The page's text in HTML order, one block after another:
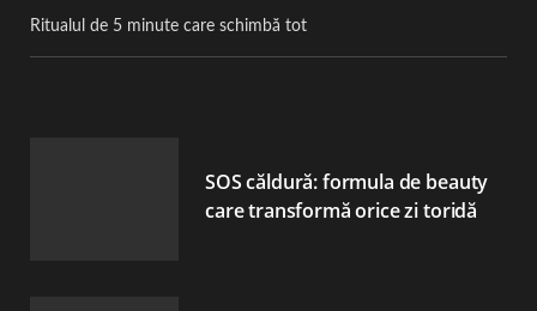
Ritualul de 5 minute care schimbă tot
SOS căldură: formula de beauty
care transformă orice zi toridă